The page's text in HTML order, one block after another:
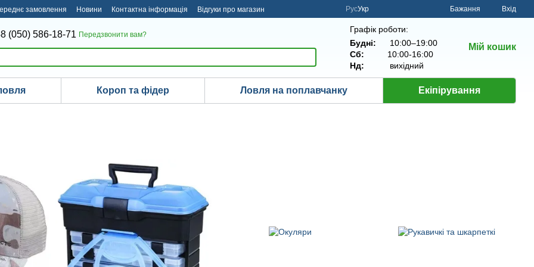
замовлення Новини Контактна інформація Відгуки про магазин РусУкр Бажання Вхід
(050) 586-18-71 Передзвонити вам?
Графік роботи:
Будні:
10:00–19:00
Сб:
10:00-16:00
Нд:
вихідний
Мій кошик
Короп та фідер Ловля на поплавчанку Екіпірування